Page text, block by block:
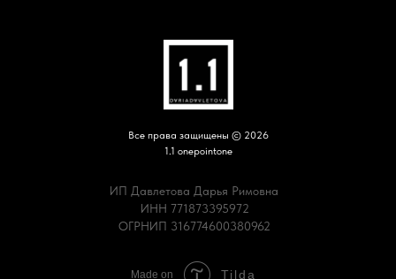
Все права защищены © 2026
1.1 onepointone
ИНН 771873395972
ИП Давлетова Дарья Римовна
ОГРНИП 316774600380962
Made on Tilda